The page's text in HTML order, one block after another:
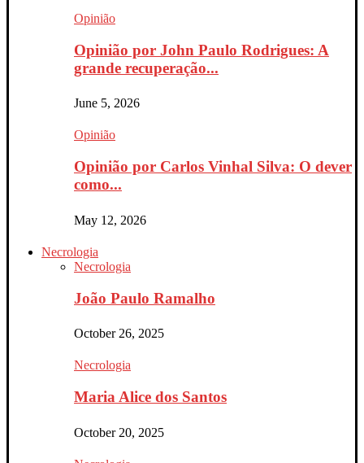
Opinião
Opinião por John Paulo Rodrigues: A
grande recuperação...
June 5, 2026
Opinião
Opinião por Carlos Vinhal Silva: O dever
como...
May 12, 2026
Necrologia
Necrologia
João Paulo Ramalho
October 26, 2025
Necrologia
Maria Alice dos Santos
October 20, 2025